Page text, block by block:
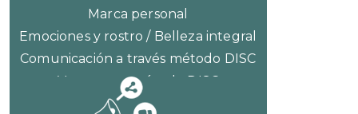
Marca personal
Emociones y rostro / Belleza integral
Comunicación a través método DISC
Ventas con método DISC
CONSULTAR PRECIOS